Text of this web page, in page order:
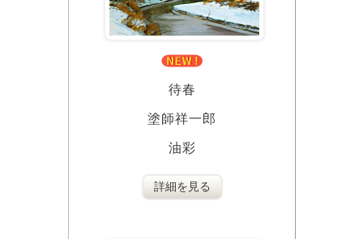
待春
塗師祥一郎
油彩
詳細を見る